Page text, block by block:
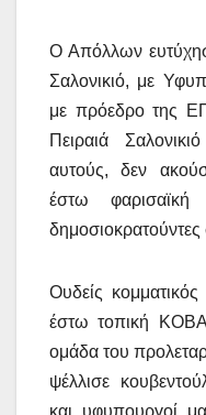
Ο Απόλλων
Σαλονικιό, με
με πρόεδρο της
Πειραιά
αυτούς, δεν
έστω
Ουδείς
έστω τοπική
ομάδα του
ψέλλισε